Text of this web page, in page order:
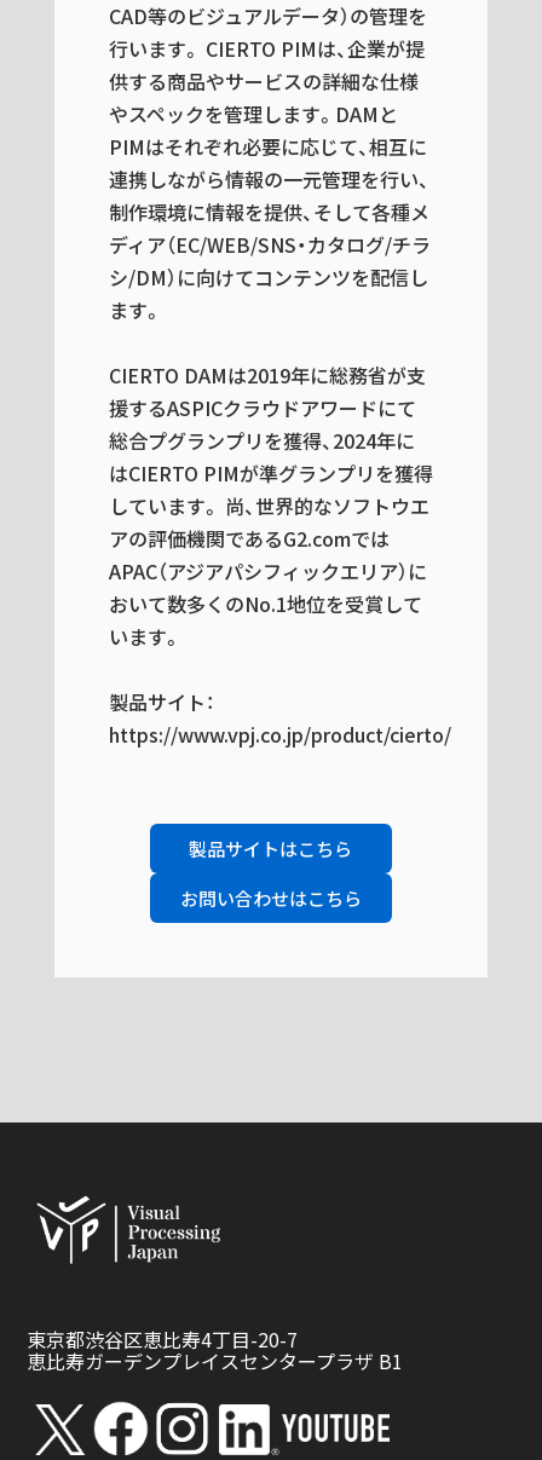
CAD等のビジュアルデータ）の管理を
行います。 CIERTO PIMは、企業が提
供する商品やサービスの詳細な仕様
やスペックを管理します。DAMと
PIMはそれぞれ必要に応じて、相互に
連携しながら情報の一元管理を行い、
制作環境に情報を提供、そして各種メ
ディア（EC/WEB/SNS・カタログ/チラ
シ/DM）に向けてコンテンツを配信し
ます。
CIERTO DAMは2019年に総務省が支
援するASPICクラウドアワードにて
総合プグランプリを獲得、2024年に
はCIERTO PIMが準グランプリを獲得
しています。 尚、世界的なソフトウエ
アの評価機関であるG2.comでは
APAC（アジアパシフィックエリア）に
おいて数多くのNo.1地位を受賞して
います。
製品サイト：
https://www.vpj.co.jp/product/cierto/
製品サイトはこちら
お問い合わせはこちら
東京都渋谷区恵比寿4丁目-20-7
恵比寿ガーデンプレイスセンタープラザ B1